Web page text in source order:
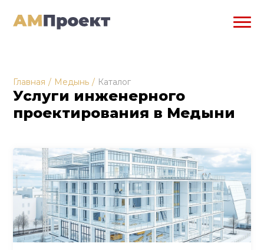
Главная / Медынь / Каталог
Услуги инженерного
проектирования в Медыни